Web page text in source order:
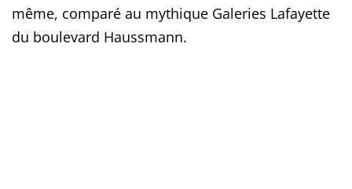
même, comparé au mythique Galeries Lafayette
du boulevard Haussmann.